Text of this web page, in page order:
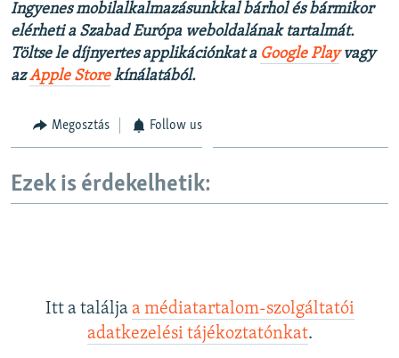
Ingyenes mobilalkalmazásunkkal bárhol és bármikor
elérheti a Szabad Európa weboldalának tartalmát.
Töltse le díjnyertes applikációnkat a Google Playvagy
azApple Storekínálatából.
Megosztás Follow us
Ezek is érdekelhetik:
Itt a találja a médiatartalom-szolgáltatói
adatkezelési tájékoztatónkat.